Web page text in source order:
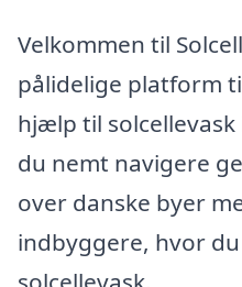
Velkommen til
pålidelige platform
hjælp til solcellevask
du nemt navigere
over danske byer
indbyggere, hvor